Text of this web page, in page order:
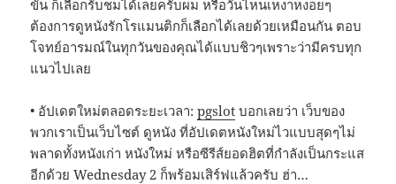
ขัน ก็เลือกรับชมได้เลยครับผม หรือวันไหนเหงาหงอยๆ
ต้องการดูหนังรักโรแมนติกก็เลือกได้เลยด้วยเหมือนกัน ตอบ
โจทย์อารมณ์ในทุกวันของคุณได้แบบชิวๆเพราะว่ามีครบทุก
แนวไปเลย
• อัปเดตใหม่ตลอดระยะเวลา:pgslot บอกเลยว่า เว็บของ
พวกเราเป็นเว็บไซต์ ดูหนัง ที่อัปเดตหนังใหม่ไวแบบสุดๆไม่
พลาดทั้งหนังเก่า หนังใหม่ หรือซีรีส์ยอดฮิตที่กำลังเป็นกระแส
อีกด้วย Wednesday 2 ก็พร้อมเสิร์ฟแล้วครับ ฮ่า…